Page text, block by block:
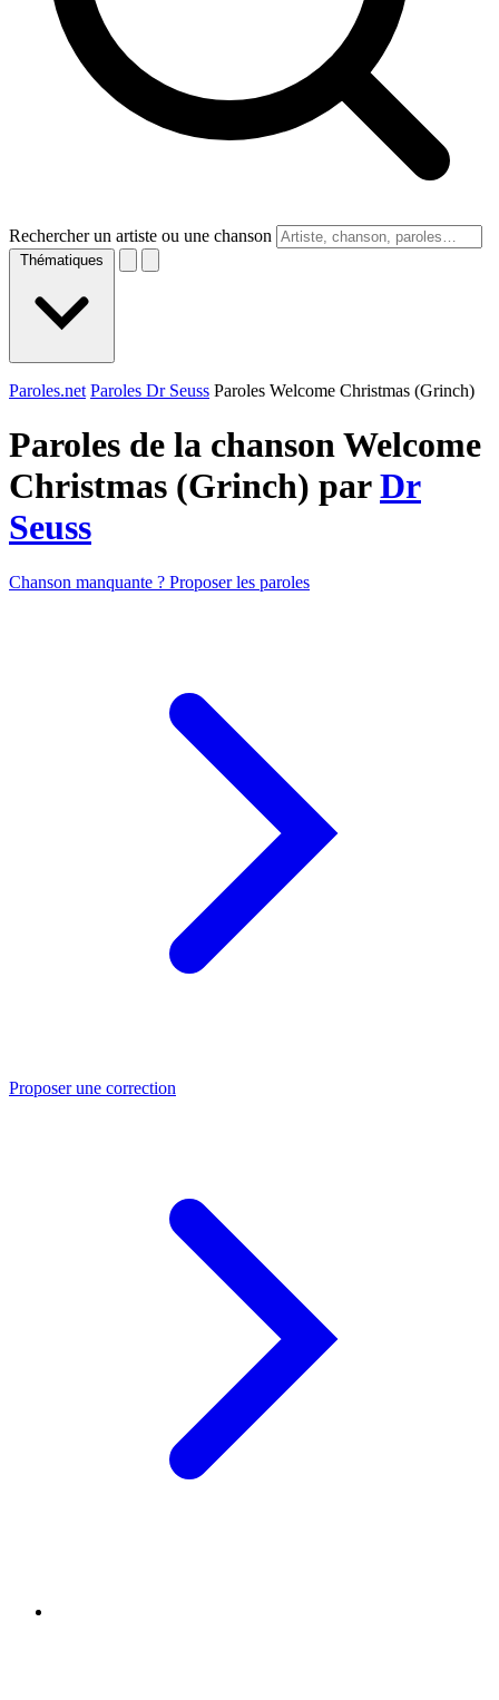
Rechercher un artiste ou une chanson
Thématiques
Paroles.net Paroles Dr Seuss Paroles Welcome Christmas (Grinch)
Paroles de la chanson Welcome
Christmas (Grinch) parDr
Seuss
Chanson manquante ? Proposer les paroles
Proposer une correction